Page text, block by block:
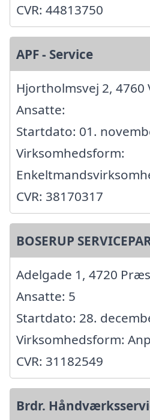
CVR: 44813750
APF - Service
Hjortholmsvej 2,
Ansatte:
Startdato: 01.
Virksomhedsform:
CVR: 38170317
BOSERUP
Adelgade 1, 4720
Ansatte: 5
Startdato: 28.
Virksomhedsform:
CVR: 31182549
Brdr.